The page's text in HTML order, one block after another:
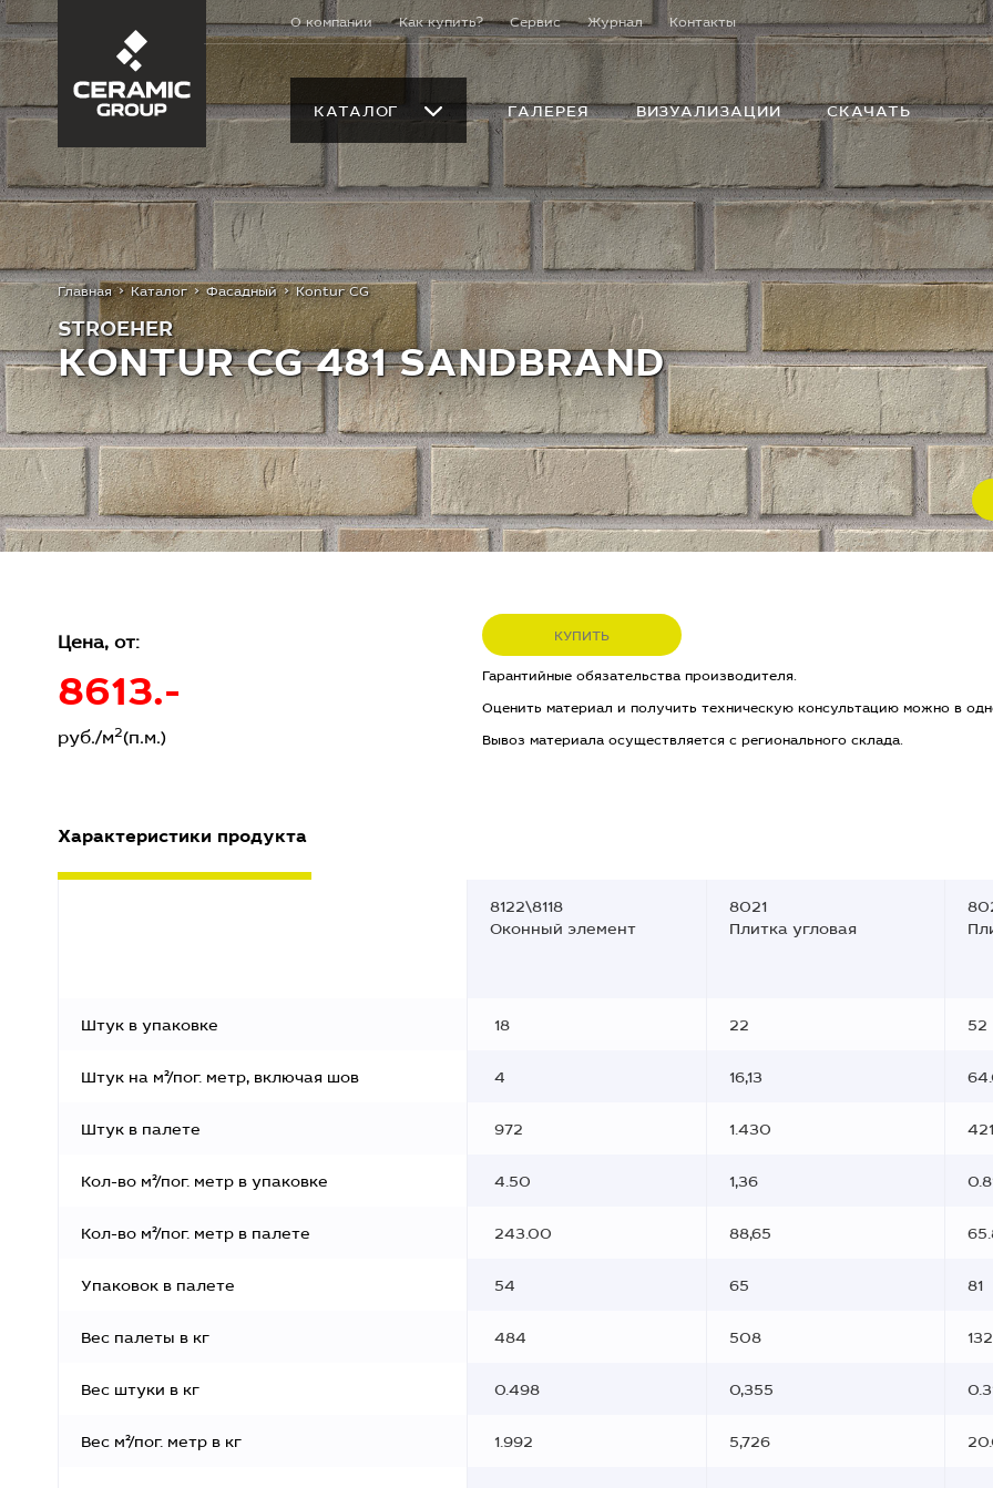
О компании Как купить? Сервис Журнал Контакты
КАТАЛОГ ГАЛЕРЕЯ ВИЗУАЛИЗАЦИИ СКАЧАТЬ
Главная Каталог Фасадный Kontur CG
STROEHER
KONTUR CG 481 SANDBRAND
Цена, от:
8613.-
руб./м2(п.м.)
КУПИТЬ
Гарантийные обязательства производителя.
Оценить материал и получить техническую консультацию можно в
Вывоз материала осуществляется с регионального склада.
Характеристики продукта
8122\8118
Оконный элемент
8021
Плитка угловая
Штук в упаковке 18 22 52
Штук на м²/пог. метр, включая шов 4 16,13
Штук в палете 972 1.430
Кол-во м²/пог. метр в упаковке 4.50 1,36
Кол-во м²/пог. метр в палете 243.00 88,65
Упаковок в палете 54 65 81
Вес палеты в кг 484 508
Вес штуки в кг 0.498 0,355
Вес м²/пог. метр в кг 1.992 5,726